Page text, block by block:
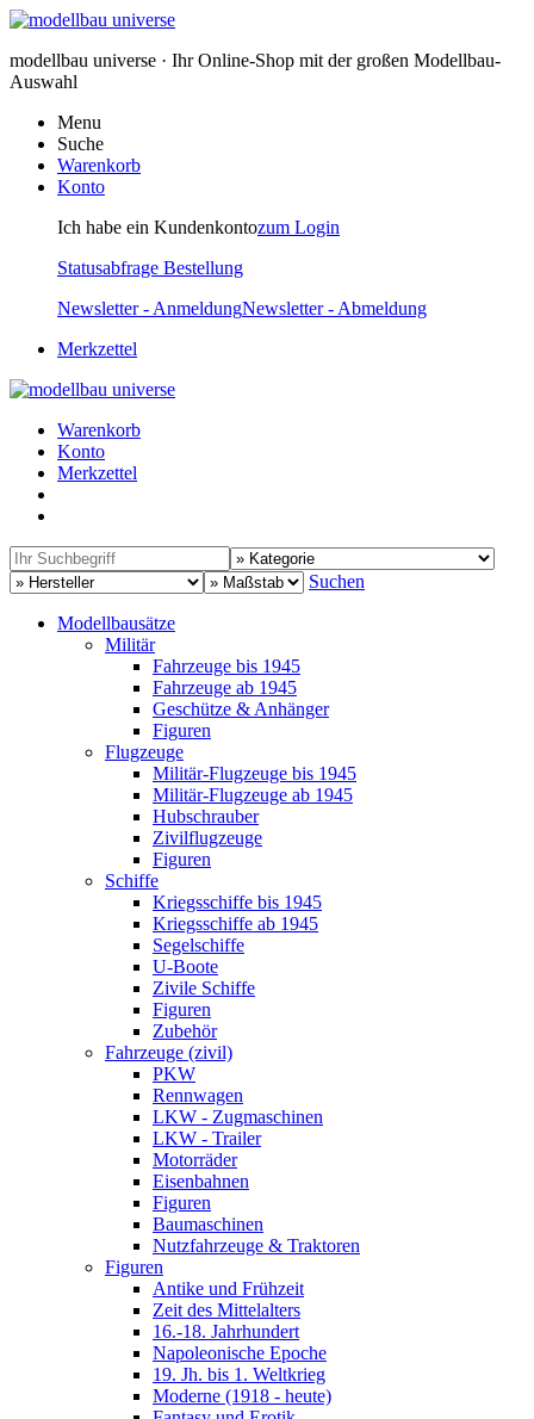
modellbau universe · Ihr Online-Shop mit der großen Modellbau-
Auswahl
Menu
Suche
Warenkorb
Konto
Ich habe ein Kundenkontozum Login
Statusabfrage Bestellung
Newsletter - AnmeldungNewsletter - Abmeldung
Merkzettel
Warenkorb
Konto
Merkzettel
Suchen
Modellbausätze
Militär
Fahrzeuge bis 1945
Fahrzeuge ab 1945
Geschütze & Anhänger
Figuren
Flugzeuge
Militär-Flugzeuge bis 1945
Militär-Flugzeuge ab 1945
Hubschrauber
Zivilflugzeuge
Figuren
Schiffe
Kriegsschiffe bis 1945
Kriegsschiffe ab 1945
Segelschiffe
U-Boote
Zivile Schiffe
Figuren
Zubehör
Fahrzeuge (zivil)
PKW
Rennwagen
LKW - Zugmaschinen
LKW - Trailer
Motorräder
Eisenbahnen
Figuren
Baumaschinen
Nutzfahrzeuge & Traktoren
Figuren
Antike und Frühzeit
Zeit des Mittelalters
16.-18. Jahrhundert
Napoleonische Epoche
19. Jh. bis 1. Weltkrieg
Moderne (1918 - heute)